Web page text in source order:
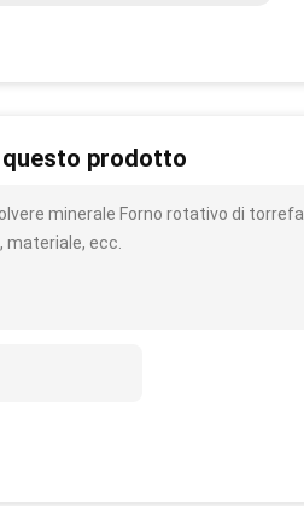
prodotto
minerale Forno rotativo di
ecc.